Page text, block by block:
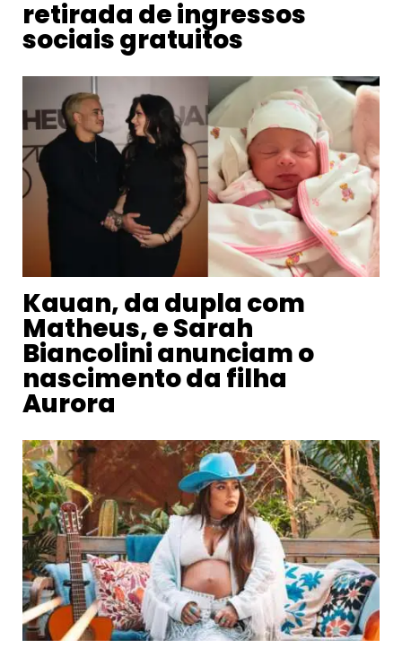
retirada de ingressos
sociais gratuitos
Kauan, da dupla com
Matheus, e Sarah
Biancolini anunciam o
nascimento da filha
Aurora